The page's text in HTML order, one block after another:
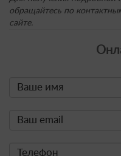
обращайтесь по
сайте.